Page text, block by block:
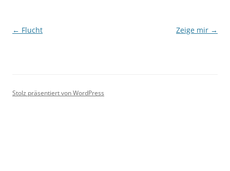
Beitragsnavigation
← Flucht Zeige mir →
Stolz präsentiert von WordPress